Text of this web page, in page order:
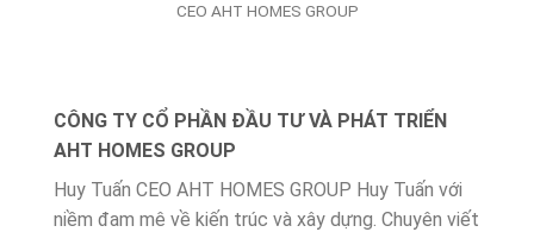
CEO AHT HOMES GROUP
CÔNG TY CỔ PHẦN ĐẦU TƯ VÀ PHÁT TRIỂN
AHT HOMES GROUP
Huy Tuấn CEO AHT HOMES GROUP Huy Tuấn với
niềm đam mê về kiến trúc và xây dựng. Chuyên viết